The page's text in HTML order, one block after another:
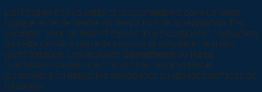
L’utilisation de ces outils et consommables dans un ordre
logique évite de perdre du temps lors de la réparation. Par
exemple, pour un robinet équipé d’une cartouche, l’extraction
de cette dernière précède toujours le remplacement des
joints toriques. Les marques Somatherm ou Roca
fournissent souvent des cartouches compatibles et
disponibles en magasins spécialisés ou grandes surfaces de
bricolage.